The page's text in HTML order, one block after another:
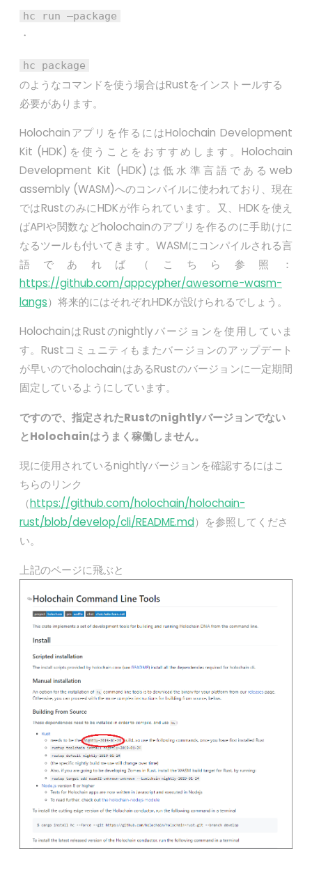
hc run –package
・
hc package
のようなコマンドを使う場合はRustをインストールする
必要があります。
Holochainアプリを作るにはHolochain Development
Kit (HDK)を使うことをおすすめします。Holochain
Development Kit (HDK)は低水準言語であるweb
assembly (WASM)へのコンパイルに使われており、現在
ではRustのみにHDKが作られています。又、HDKを使え
ばAPIや関数などholochainのアプリを作るのに手助けに
なるツールも付いてきます。WASMにコンパイルされる言
語であれば（こちら参照：
https://github.com/appcypher/awesome-wasm-
langs）将来的にはそれぞれHDKが設けられるでしょう。
HolochainはRustのnightlyバージョンを使用していま
す。Rustコミュニティもまたバージョンのアップデート
が早いのでholochainはあるRustのバージョンに一定期間
固定しているようにしています。
ですので、指定されたRustのnightlyバージョンでない
とHolochainはうまく稼働しません。
現に使用されているnightlyバージョンを確認するにはこ
ちらのリンク
（https://github.com/holochain/holochain-
rust/blob/develop/cli/README.md）を参照してくださ
い。
上記のページに飛ぶと